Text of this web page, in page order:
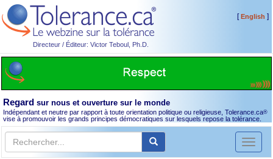
Directeur / Éditeur: Victor Teboul, Ph.D.
[English ]
Regard sur nous et ouverture sur le monde
Indépendant et neutre par rapport à toute orientation politique ou religieuse, Tolerance.ca®
vise à promouvoir les grands principes démocratiques sur lesquels repose la tolérance.
Toggle